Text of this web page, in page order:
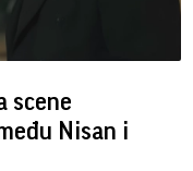
scene
Nisan i